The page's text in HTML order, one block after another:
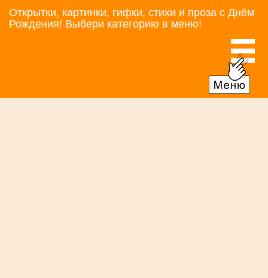
Открытки, картинки, гифки, стихи и проза с Днём
Рождения! Выбери категорию в меню!